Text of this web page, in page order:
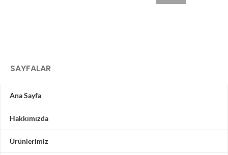
SAYFALAR
Ana Sayfa
Hakkımızda
Ürünlerimiz